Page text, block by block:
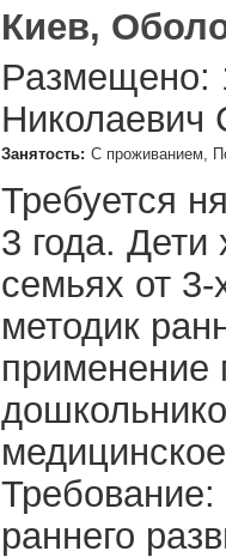
Киев,
Размещено:
Николаевич
Занятость: С проживанием,
Требуется
3 года.
семьях от
методик
применение
раннего